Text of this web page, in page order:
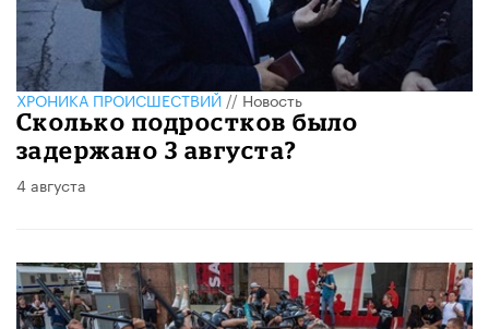
ХРОНИКА ПРОИСШЕСТВИЙ//Новость
Сколько подростков было
задержано 3 августа?
4 августа